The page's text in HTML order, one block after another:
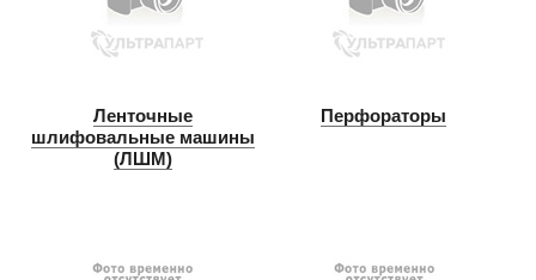
Ленточные
шлифовальные машины
(ЛШМ)
Перфораторы